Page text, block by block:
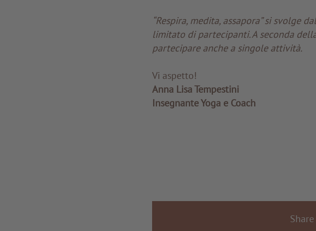
“Respira, medita, assapora” si svolge
limitato di partecipanti. A seconda
partecipare anche a singole attività.
Vi aspetto!
Anna Lisa Tempestini
Insegnante Yoga e Coach